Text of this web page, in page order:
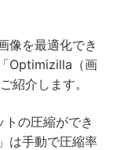
像を最適化でき
Optimizilla（画
紹介します。
の圧縮ができ
は手動で圧縮率